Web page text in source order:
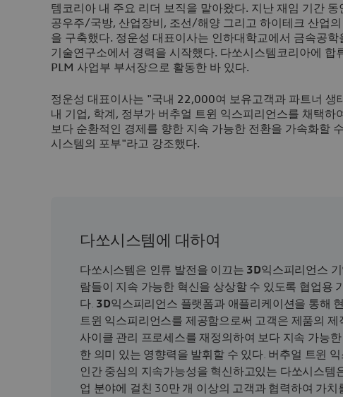
템코리아 내 주요 리더 보직을 맡아왔다. 지난 재임 기간
공우주/국방, 산업장비, 조선/해양 그리고 하이테크 산업
을 구축했다. 정운성 대표이사는 인하대학교에서 금속공
기술연구소에서 경력을 시작했다. 다쏘시스템코리아에 합
PLM 사업부 부서장으로 활동한 바 있다.
정운성 대표이사는 "국내 22,000여 보유고객과 파트너 생
내 기업, 학계, 정부가 버추얼 트윈 익스피리언스를 채택하
보다 순환적인 경제를 향한 지속 가능한 전환을 가속화할
시스템의 포부"라고 강조했다.
다쏘시스템에 대하여
다쏘시스템은 인류 발전을 이끄는 3D익스피리언스
람들이 지속 가능한 혁신을 상상할 수 있도록 협업용
다. 3D익스피리언스 플랫폼과 애플리케이션을 통해
트윈 익스피리언스를 제공함으로써 고객은 제품의 제
사이클 관리 프로세스를 재정의하여 보다 지속 가능한
한 의미 있는 영향력을 발휘할 수 있다. 버추얼 트윈
인간 중심의 지속가능성을 혁신하고있는 다쏘시스템
업 분야에 걸친 30만 개 이상의 고객과 협력하여 가치